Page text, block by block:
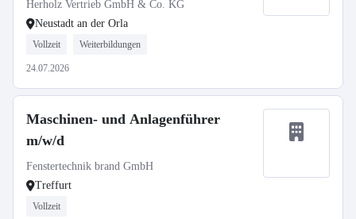
Herholz Vertrieb GmbH & Co. KG
Neustadt an der Orla
Vollzeit Weiterbildungen
24.07.2026
Maschinen- und Anlagenführer
m/w/d
Fenstertechnik brand GmbH
Treffurt
Vollzeit